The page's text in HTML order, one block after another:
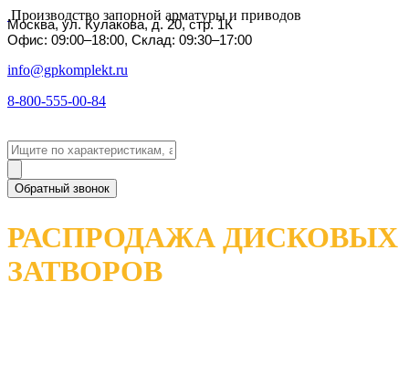
Производство запорной арматуры и приводов
Москва, ул. Кулакова, д. 20, стр. 1К
Офис: 09:00–18:00, Склад: 09:30–17:00
info@gpkomplekt.ru
8-800-555-00-84
Обратный звонок
РАСПРОДАЖА ДИСКОВЫХ
ЗАТВОРОВ